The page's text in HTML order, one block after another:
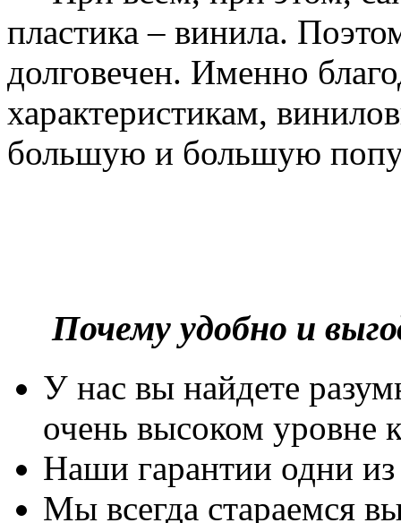
пластика – винила.
долговечен. Именно
характеристикам,
большую и большую
Почему удобно и
У нас вы найдете
очень высоком уровне
Наши гарантии одни
Мы всегда стараемся